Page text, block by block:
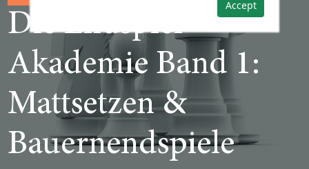
Accept
Die Endspiel-
Akademie Band 1:
Mattsetzen &
Bauernendspiele